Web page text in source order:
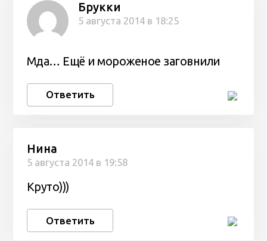
Брукки
5 августа 2014 в 18:25
Мда… Ещё и мороженое заговнили
Ответить
Нина
5 августа 2014 в 19:58
Круто)))
Ответить